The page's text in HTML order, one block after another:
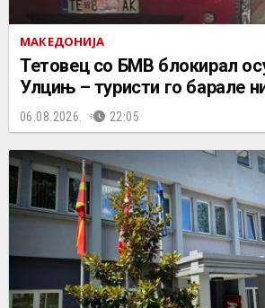
МАКЕДОНИЈА
Тетовец со БМВ блокирал
Улцињ – туристи го барале
06.08.2026. 22:05